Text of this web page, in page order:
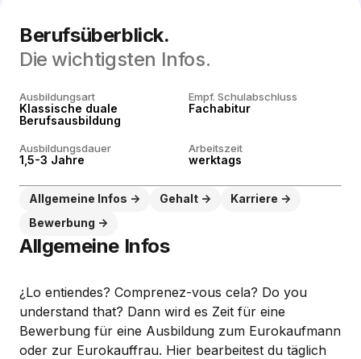
Berufsüberblick.
Die wichtigsten Infos.
Ausbildungsart
Klassische duale
Berufsausbildung
Empf. Schulabschluss
Fachabitur
Ausbildungsdauer
1,5-3 Jahre
Arbeitszeit
werktags
Allgemeine Infos Gehalt
Karriere
Bewerbung
Allgemeine Infos
¿Lo entiendes? Comprenez-vous cela? Do you
understand that? Dann wird es Zeit für eine
Bewerbung für eine Ausbildung zum Eurokaufmann
oder zur Eurokauffrau. Hier bearbeitest du täglich